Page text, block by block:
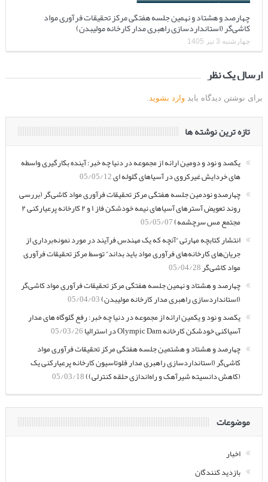
چهارصد و هشتاد و نهمین جلسه هفتگی مرکز تحقیقات فرآوری مواد
کاشی‌گر (استانداردسازی راهبری مدار کارخانه مولیبدن)
چهارشنبه 3 تیر 1405
ارسال یک نظر
برای نوشتن دیدگاه باید وارد بشوید
تازه ترین نوشته ها
یکصد و نود و دومین ارائه از مجموعه در دنیا چه خبر: آینده بکارگیری واسطه
های خردایش غیرکروی در آسیاهای گلوله ای05/05/12
چهارصدو نودمین جلسه هفتگی مرکز تحقیقات فرآوری مواد کاشی‌گر (بررسی
روند تعویض آسترهای آسیاهای نیمه خودشکن فاز ۱ و ۲ کارخانه پرعیارکنی ۲
مجتمع مس سرچشمه)05/05/07
انتشار کتابچه مهارتی “آنچه که یک مهندس فرآیند در مورد نمونه‌برداری از
جریان‌های کارخانه‌های فرآوری مواد باید بداند” توسط مرکز تحقیقات فرآوری
مواد کاشی‌گر05/04/28
چهارصد و هشتاد و نهمین جلسه هفتگی مرکز تحقیقات فرآوری مواد کاشی‌گر
(استانداردسازی راهبری مدار کارخانه مولیبدن)05/04/03
یکصد و نود و یکمین ارائه از مجموعه در دنیا چه خبر: رفع گلوگاه های مدار
آسیاکنی خودشکن کارخانه Olympic Dam در استرالیا
05/03/26
چهارصد و هشتاد و هشتمین جلسه هفتگی مرکز تحقیقات فرآوری مواد
کاشی‌گر (استانداردسازی راهبری مدار فلوتاسیون کارخانه پرعیارکنی یک
(کاهش دانسیته شیرآهک و راه‌اندازی حلقه کنترلی))05/03/18
موضوعات
اخبار
بازدید کنندگان